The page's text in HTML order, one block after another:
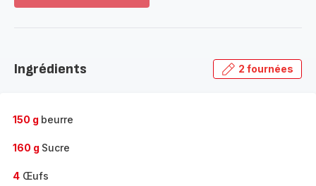
gamme
Ingrédients 2 fournées
150 g beurre
160 g Sucre
4 Œufs